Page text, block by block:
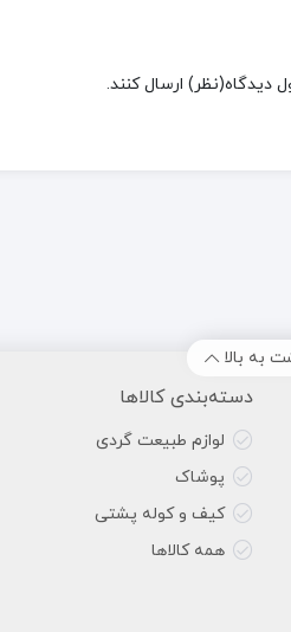
دیدگاه(نظر) ارسال کنند.
به بالا
دسته‌بندی کالاها
لوازم طبیعت گردی
پوشاک
کیف و کوله پشتی
همه کالاها